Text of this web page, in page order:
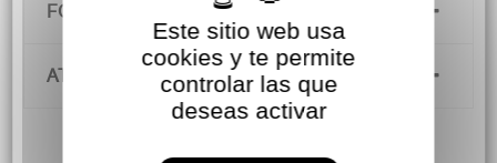
FORMAS DE PAGO
ATENCIÓN AL CLIENTE
Este sitio web usa
cookies y te permite
controlar las que
deseas activar